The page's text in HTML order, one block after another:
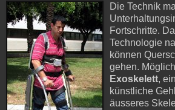
Die Technik
Fortschritte.
Technologie
können
gehen.
Exoskelett,
künstliche
äusseres